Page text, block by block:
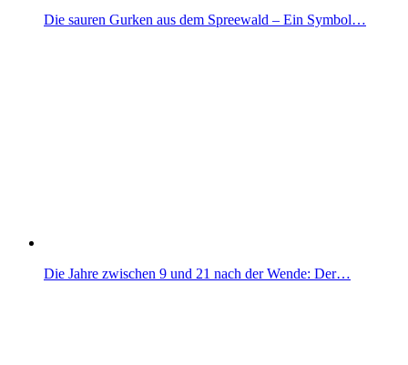
Die sauren Gurken aus dem Spreewald – Ein Symbol…
Die Jahre zwischen 9 und 21 nach der Wende: Der…